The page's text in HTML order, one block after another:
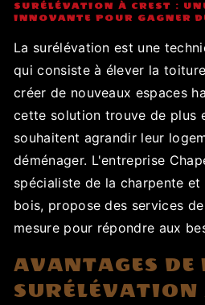
SURÉLÉVATION À CREST :
INNOVANTE POUR GAGNER
La surélévation est une
qui consiste à élever la
créer de nouveaux espaces
cette solution trouve de plus
souhaitent agrandir leur
déménager. L'entreprise
spécialiste de la charpente
bois, propose des services
mesure pour répondre aux
AVANTAGES DE
SURÉLÉVATION